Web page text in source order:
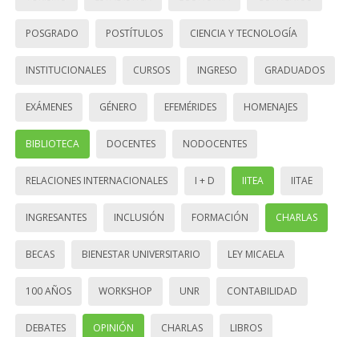
POSGRADO POSTÍTULOS CIENCIA Y TECNOLOGÍA
INSTITUCIONALES CURSOS INGRESO GRADUADOS
EXÁMENES GÉNERO EFEMÉRIDES HOMENAJES
BIBLIOTECA DOCENTES NODOCENTES
RELACIONES INTERNACIONALES I + D IITEA IITAE
INGRESANTES INCLUSIÓN FORMACIÓN CHARLAS
BECAS BIENESTAR UNIVERSITARIO LEY MICAELA
100 AÑOS WORKSHOP UNR CONTABILIDAD
DEBATES OPINIÓN CHARLAS LIBROS